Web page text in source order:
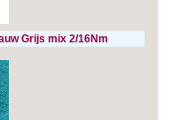
Grijs mix 2/16Nm